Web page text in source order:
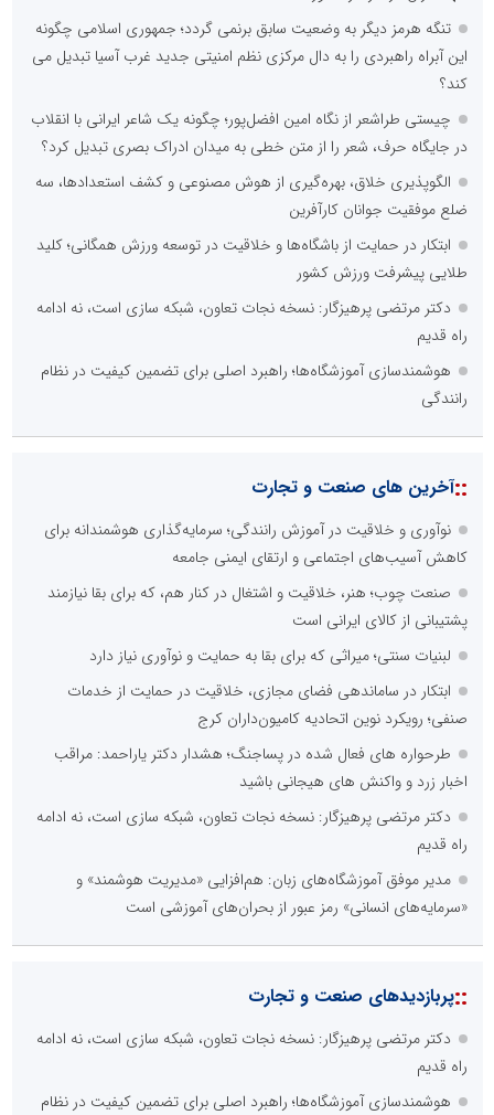
تنگه هرمز دیگر به وضعیت سابق برنمی گردد؛ جمهوری اسلامی چگونه
این آبراه راهبردی را به دال مرکزی نظم امنیتی جدید غرب آسیا تبدیل می
کند؟
چیستی طراشعر از نگاه امین افضل‌پور؛ چگونه یک شاعر ایرانی با انقلاب
در جایگاه حرف، شعر را از متن خطی به میدان ادراک بصری تبدیل کرد؟
الگوپذیری خلاق، بهره‌گیری از هوش مصنوعی و کشف استعدادها، سه
ضلع موفقیت جوانان کارآفرین
ابتکار در حمایت از باشگاه‌ها و خلاقیت در توسعه ورزش همگانی؛ کلید
طلایی پیشرفت ورزش کشور
دکتر مرتضی پرهیزگار: نسخه نجات تعاون، شبکه سازی است، نه ادامه
راه قدیم
هوشمندسازی آموزشگاه‌ها؛ راهبرد اصلی برای تضمین کیفیت در نظام
رانندگی
::آخرین های صنعت و تجارت
نوآوری و خلاقیت در آموزش رانندگی؛ سرمایه‌گذاری هوشمندانه برای
کاهش آسیب‌های اجتماعی و ارتقای ایمنی جامعه
صنعت چوب؛ هنر، خلاقیت و اشتغال در کنار هم، که برای بقا نیازمند
پشتیبانی از کالای ایرانی است
لبنیات سنتی؛ میراثی که برای بقا به حمایت و نوآوری نیاز دارد
ابتکار در ساماندهی فضای مجازی، خلاقیت در حمایت از خدمات
صنفی؛ رویکرد نوین اتحادیه کامیون‌داران کرج
طرحواره های فعال شده در پساجنگ؛ هشدار دکتر یاراحمد: مراقب
اخبار زرد و واکنش های هیجانی باشید
دکتر مرتضی پرهیزگار: نسخه نجات تعاون، شبکه سازی است، نه ادامه
راه قدیم
مدیر موفق آموزشگاه‌های زبان: هم‌افزایی «مدیریت هوشمند» و
«سرمایه‌های انسانی» رمز عبور از بحران‌های آموزشی است
::پربازدیدهای صنعت و تجارت
دکتر مرتضی پرهیزگار: نسخه نجات تعاون، شبکه سازی است، نه ادامه
راه قدیم
هوشمندسازی آموزشگاه‌ها؛ راهبرد اصلی برای تضمین کیفیت در نظام